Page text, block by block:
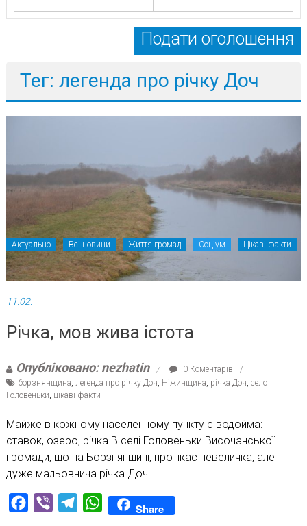
Подати оголошення
Тег: легенда про річку Доч
Актуально Всі новини Життя громад Соціум Цікаві факти
11.02.
Річка, мов жива істота
Опубліковано: nezhatin
0 Коментарів
борзнянщина легенда про річку Доч Ніжинщина річка Доч село
Головеньки цікаві факти
Майже в кожному населенному пункту є водойма:
ставок, озеро, річка.В селі Головеньки Височанської
громади, що на Борзнянщині, протікає невеличка, але
дуже мальовнича річка Доч.
Facebook
Viber TelegramWhatsAppShare